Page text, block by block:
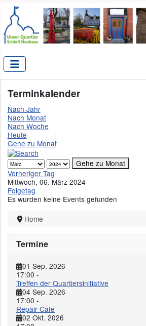
Terminkalender
Nach Jahr
Nach Monat
Nach Woche
Heute
Gehe zu Monat
Gehe zu Monat
Vorheriger Tag
Mittwoch, 06. März 2024
Folgetag
Es wurden keine Events gefunden
Home
Termine
01 Sep. 2026
17:00 -
Treffen der Quartiersinitiative
04 Sep. 2026
17:00 -
Repair Cafe
02 Okt. 2026